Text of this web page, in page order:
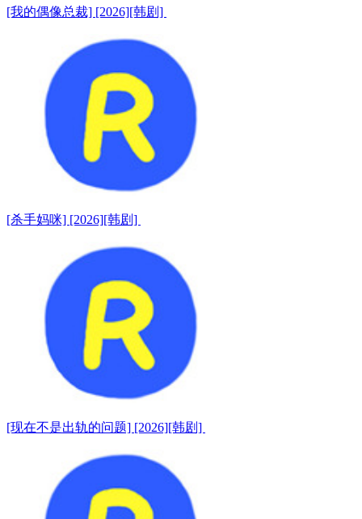
[我的偶像总裁] [2026][韩剧]
[杀手妈咪] [2026][韩剧]
[现在不是出轨的问题] [2026][韩剧]